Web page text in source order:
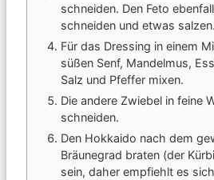
schneiden. Den Feto
schneiden und etwas salzen.
Für das Dressing in einem
süßen Senf, Mandelmus,
Salz und Pfeffer mixen.
Die andere Zwiebel in feine
schneiden.
Den Hokkaido nach dem
Bräunegrad braten (der
sein, daher empfiehlt es